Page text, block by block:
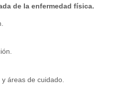
de la enfermedad física.
áreas de cuidado.